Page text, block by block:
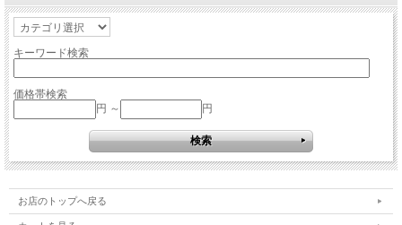
キーワード検索
価格帯検索
円 ～
円
お店のトップへ戻る